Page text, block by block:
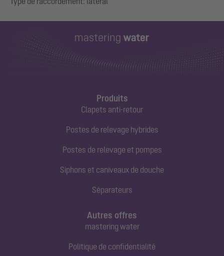
Produits
Clapets anti-retour
Postes de relevage hybrides
Postes de relevage et pompes
Siphons et caniveaux de douche
Séparateurs
Autres offres
mastering water
Politique de confidentialité